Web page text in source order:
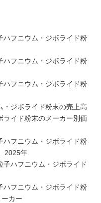
ハフニウム・ジボライド粉
ハフニウム・ジボライド粉
ハフニウム・ジボライド粉
・ジボライド粉末の売上高
ライド粉末のメーカー別価
ハフニウム・ジボライド粉
2025年
子ハフニウム・ジボライド
ハフニウム・ジボライド粉
カー